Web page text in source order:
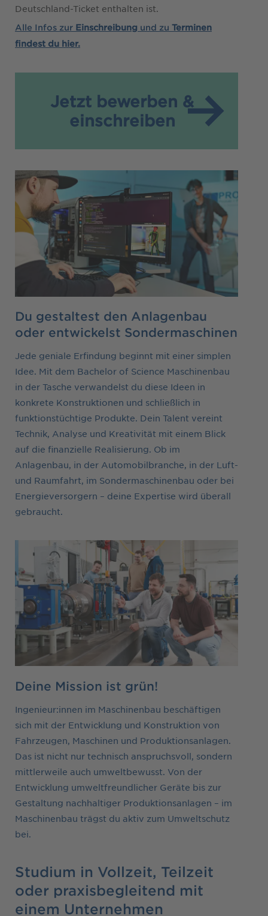
Deutschland-Ticket enthalten ist.
Alle Infos zur Einschreibung und zu Terminen
findest du hier.
Jetzt bewerben &
einschreiben
Du gestaltest den Anlagenbau
oder entwickelst Sondermaschinen
Jede geniale Erfindung beginnt mit einer simplen
Idee. Mit dem Bachelor of Science Maschinenbau
in der Tasche verwandelst du diese Ideen in
konkrete Konstruktionen und schließlich in
funktionstüchtige Produkte. Dein Talent vereint
Technik, Analyse und Kreativität mit einem Blick
auf die finanzielle Realisierung. Ob im
Anlagenbau, in der Automobilbranche, in der Luft-
und Raumfahrt, im Sondermaschinenbau oder bei
Energieversorgern – deine Expertise wird überall
gebraucht.
Deine Mission ist grün!
Ingenieur:innen im Maschinenbau beschäftigen
sich mit der Entwicklung und Konstruktion von
Fahrzeugen, Maschinen und Produktionsanlagen.
Das ist nicht nur technisch anspruchsvoll, sondern
mittlerweile auch umweltbewusst. Von der
Entwicklung umweltfreundlicher Geräte bis zur
Gestaltung nachhaltiger Produktionsanlagen – im
Maschinenbau trägst du aktiv zum Umweltschutz
bei.
Studium in Vollzeit, Teilzeit
oder praxisbegleitend mit
einem Unternehmen